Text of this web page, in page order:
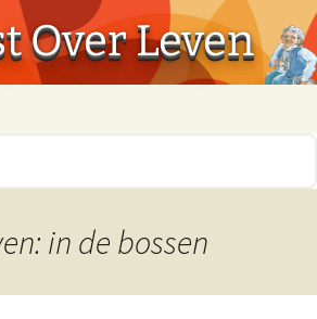
Over Leven
in de bossen